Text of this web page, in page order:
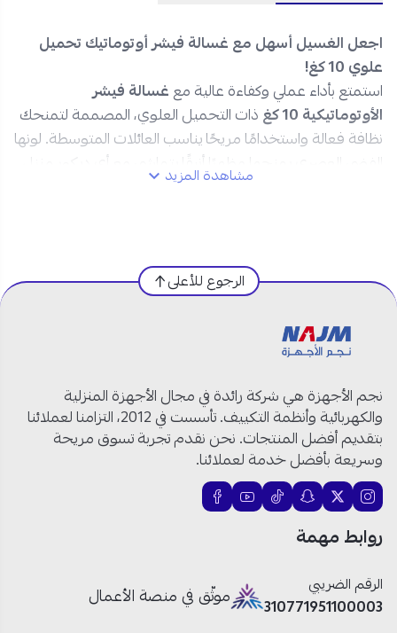
اجعل الغسيل أسهل مع غسالة فيشر أوتوماتيك تحميل
علوي 10 كغ!
استمتع بأداء عملي وكفاءة عالية معغسالة فيشر
الأوتوماتيكية 10 كغ
ذات التحميل العلوي، المصممة لتمنحك
نظافة فعالة واستخدامًا مريحًا يناسب العائلات المتوسطة. لونها
الفضي العصري يمنحها مظهرًا أنيقًا يتماشى مع أي ديكور منزلي.
غسالة اوتوماتيك
الموديل:
نوع التحميل:
السعة:
اللون:فضي
لوحة التحكم: الكترونية
فيشر غسالة 10 كيلو: أداء موثوق لكل
أنواع الغسيل!
كميات أكبر من الملابس في دورة واحدة لتوفير الوقت
والطاقة.
مشاهدة المزيد
الرجوع للأعلى
نجم الأجهزة هي شركة رائدة في مجال الأجهزة المنزلية
والكهربائية وأنظمة التكييف. تأسست في 2012، التزامنا لعملائنا
بتقديم أفضل المنتجات. نحن نقدم تجربة تسوق مريحة
وسريعة بأفضل خدمة لعملائنا.
روابط مهمة
الرقم الضريبي
310771951100003
موثّق في منصة الأعمال